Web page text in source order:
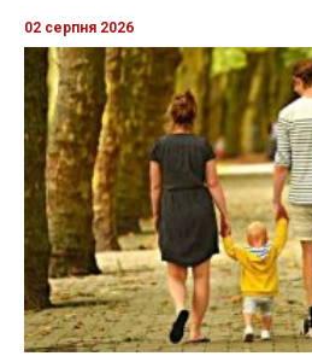
02 серпня 2026